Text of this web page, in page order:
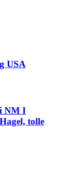
USA
NM I
tolle